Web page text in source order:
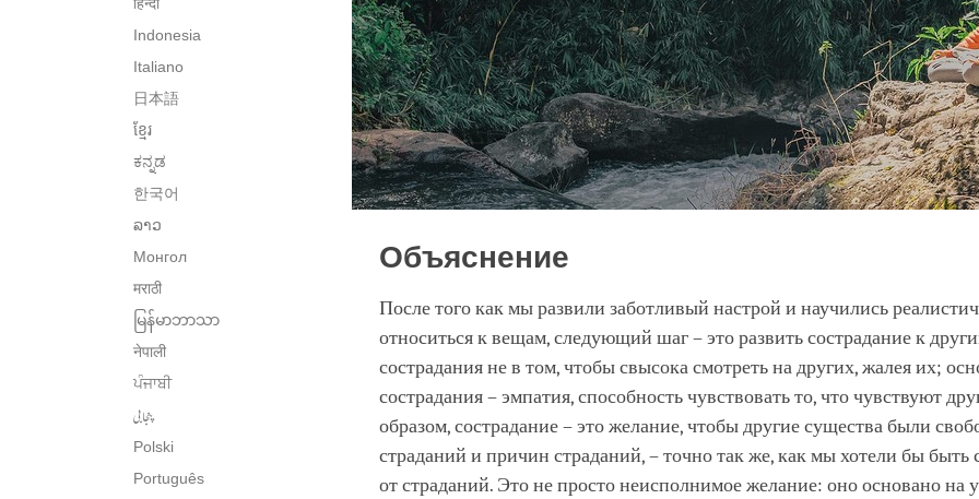
हिन्दी
Indonesia
Italiano
日本語
ខ្មែរ
ಕನ್ನಡ
한국어
ລາວ
Монгол
मराठी
မြန်မာဘာသာ
नेपाली
ਪੰਜਾਬੀ
پنجابی
Polski
Português
Объяснение
После того как мы развили заботливый настрой и научились
относиться к вещам, следующий шаг – это развить сострадание к
сострадания не в том, чтобы свысока смотреть на других, жалея их;
сострадания – эмпатия, способность чувствовать то, что чувствуют
образом, сострадание – это желание, чтобы другие существа были
страданий и причин страданий, – точно так же, как мы хотели бы быть
от страданий. Это не просто неисполнимое желание: оно основано на